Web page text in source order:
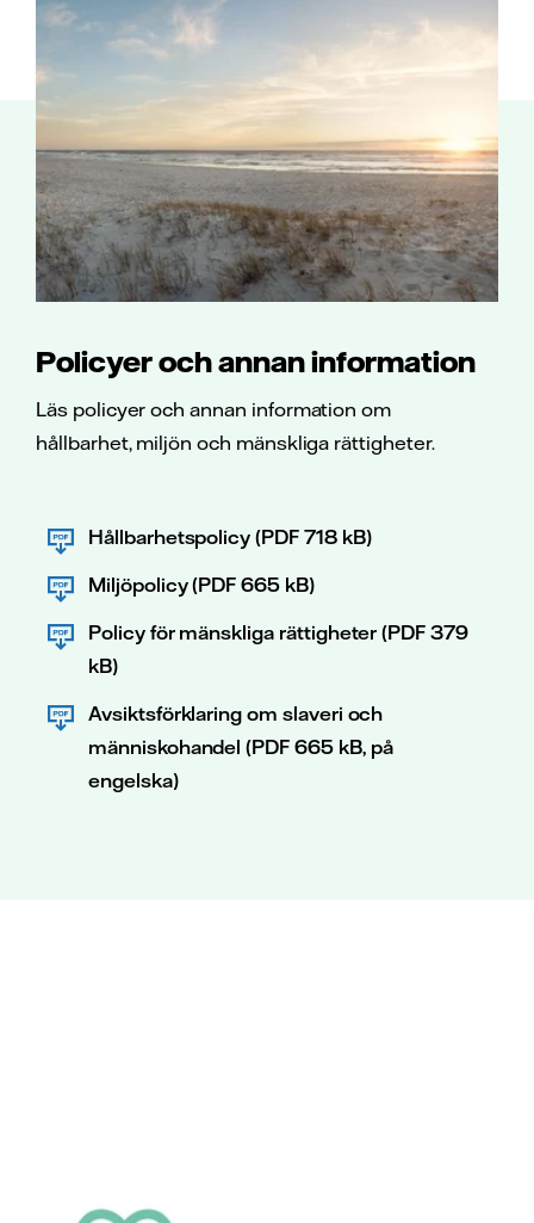
Policyer och annan information
Läs policyer och annan information om
hållbarhet, miljön och mänskliga rättigheter.
Hållbarhetspolicy (PDF 718 kB)
Miljöpolicy (PDF 665 kB)
Policy för mänskliga rättigheter (PDF 379
kB)
Avsiktsförklaring om slaveri och
människohandel (PDF 665 kB, på
engelska)